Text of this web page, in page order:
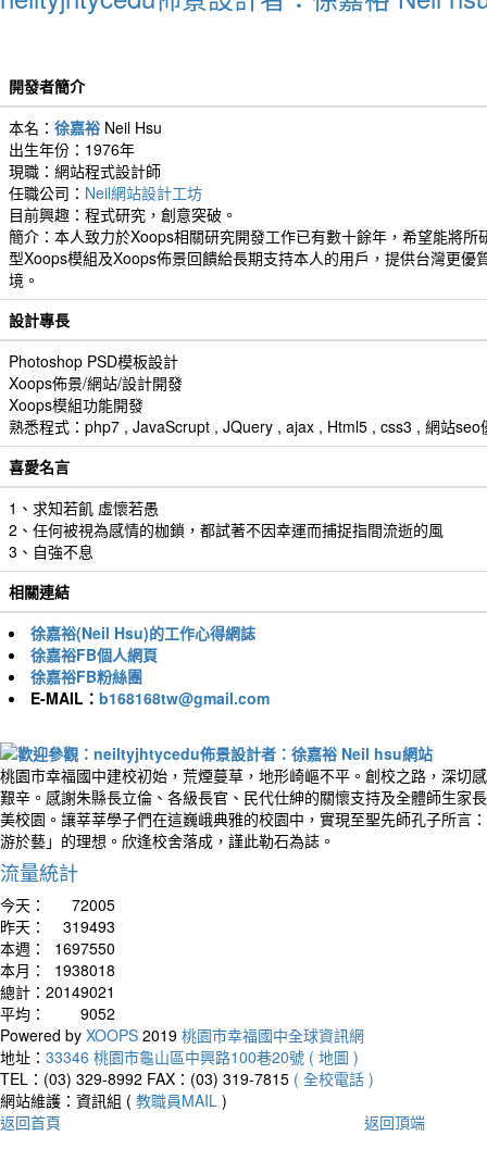
開發者簡介
本名： 徐嘉裕 Neil Hsu
出生年份：1976年
現職：網站程式設計師
任職公司： Neil網站設計工坊
目前興趣：程式研究，創意突破。
簡介：本人致力於Xoops相關研究開發工作已有數十餘年，希望能將所
型Xoops模組及Xoops佈景回饋給長期支持本人的用戶，提供台灣更優
境。
設計專長
Photoshop PSD模板設計
Xoops佈景/網站/設計開發
Xoops模組功能開發
熟悉程式：php7 , JavaScrupt , JQuery , ajax , Html5 , css3 , 網站seo
喜愛名言
1、求知若飢 虛懷若愚
2、任何被視為感情的枷鎖，都試著不因幸運而捕捉指間流逝的風
3、自強不息
相關連結
徐嘉裕(Neil Hsu)的工作心得網誌
徐嘉裕FB個人網頁
徐嘉裕FB粉絲團
E-MAIL： b168168tw@gmail.com
桃園市幸福國中建校初始，荒煙蔓草，地形崎嶇不平。創校之路，深切
艱辛。感謝朱縣長立倫、各級長官、民代仕紳的關懷支持及全體師生家
美校園。讓莘莘學子們在這巍峨典雅的校園中，實現至聖先師孔子所言
游於藝」的理想。欣逢校舍落成，謹此勒石為誌。
流量統計
今天：
72005
昨天：
319493
本週：
1697550
本月：
1938018
總計： 20149021
平均：
9052
Powered by XOOPS 2019 桃園市幸福國中全球資訊網
地址： 33346 桃園市龜山區中興路100巷20號 ( 地圖 )
TEL：(03) 329-8992 FAX：(03) 319-7815 ( 全校電話 )
網站維護：資訊組 ( 教職員MAIL )
返回首頁
返回頂端